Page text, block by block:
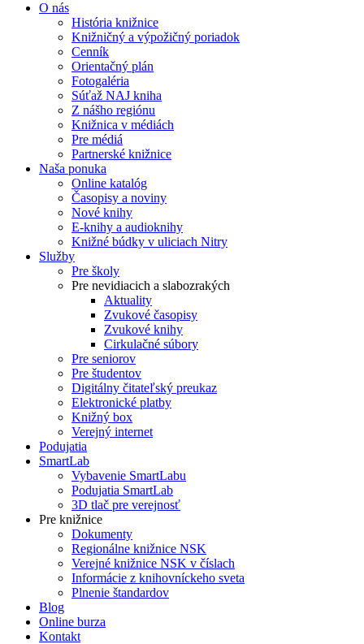
O nás
História knižnice
Knižničný a výpožičný poriadok
Cenník
Orientačný plán
Fotogaléria
Súťaž NAJ kniha
Z nášho regiónu
Knižnica v médiách
Pre médiá
Partnerské knižnice
Naša ponuka
Online katalóg
Časopisy a noviny
Nové knihy
E-knihy a audioknihy
Knižné búdky v uliciach Nitry
Služby
Pre školy
Pre nevidiacich a slabozrakých
Aktuality
Zvukové časopisy
Zvukové knihy
Cirkulačné súbory
Pre seniorov
Pre študentov
Digitálny čitateľský preukaz
Elektronické platby
Knižný box
Verejný internet
Podujatia
SmartLab
Vybavenie SmartLabu
Podujatia SmartLab
3D tlač pre verejnosť
Pre knižnice
Dokumenty
Regionálne knižnice NSK
Verejné knižnice NSK v číslach
Informácie z knihovníckeho sveta
Plnenie štandardov
Blog
Online burza
Kontakt